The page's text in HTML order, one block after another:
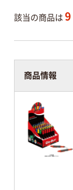
該当の商品は 9
商品情報